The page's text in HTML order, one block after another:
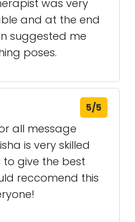
was very
and at the end
suggested me
poses.
5/5
all message
is very skilled
to give the best
reccomend this